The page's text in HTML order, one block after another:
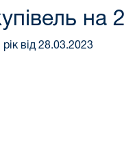
на
від 28.03.2023